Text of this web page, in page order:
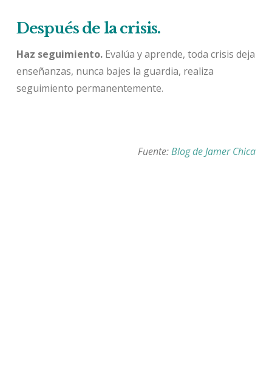
Después de la crisis.
Haz seguimiento.Evalúa y aprende, toda crisis deja
enseñanzas, nunca bajes la guardia, realiza
seguimiento permanentemente.
Fuente:Blog de Jamer Chica